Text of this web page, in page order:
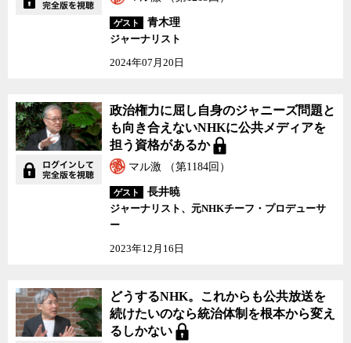
ゲスト
青木理
ジャーナリスト
2024年07月20日
政治権力に屈し自身のジャニーズ問題と
も向き合えないNHKに公共メディアを
担う資格があるか
マル激 （第1184回）
ゲスト
長井暁
ジャーナリスト、元NHKチーフ・プロデューサ
ー
2023年12月16日
どうするNHK。これからも公共放送を
続けたいのなら統治体制を根本から変え
るしかない